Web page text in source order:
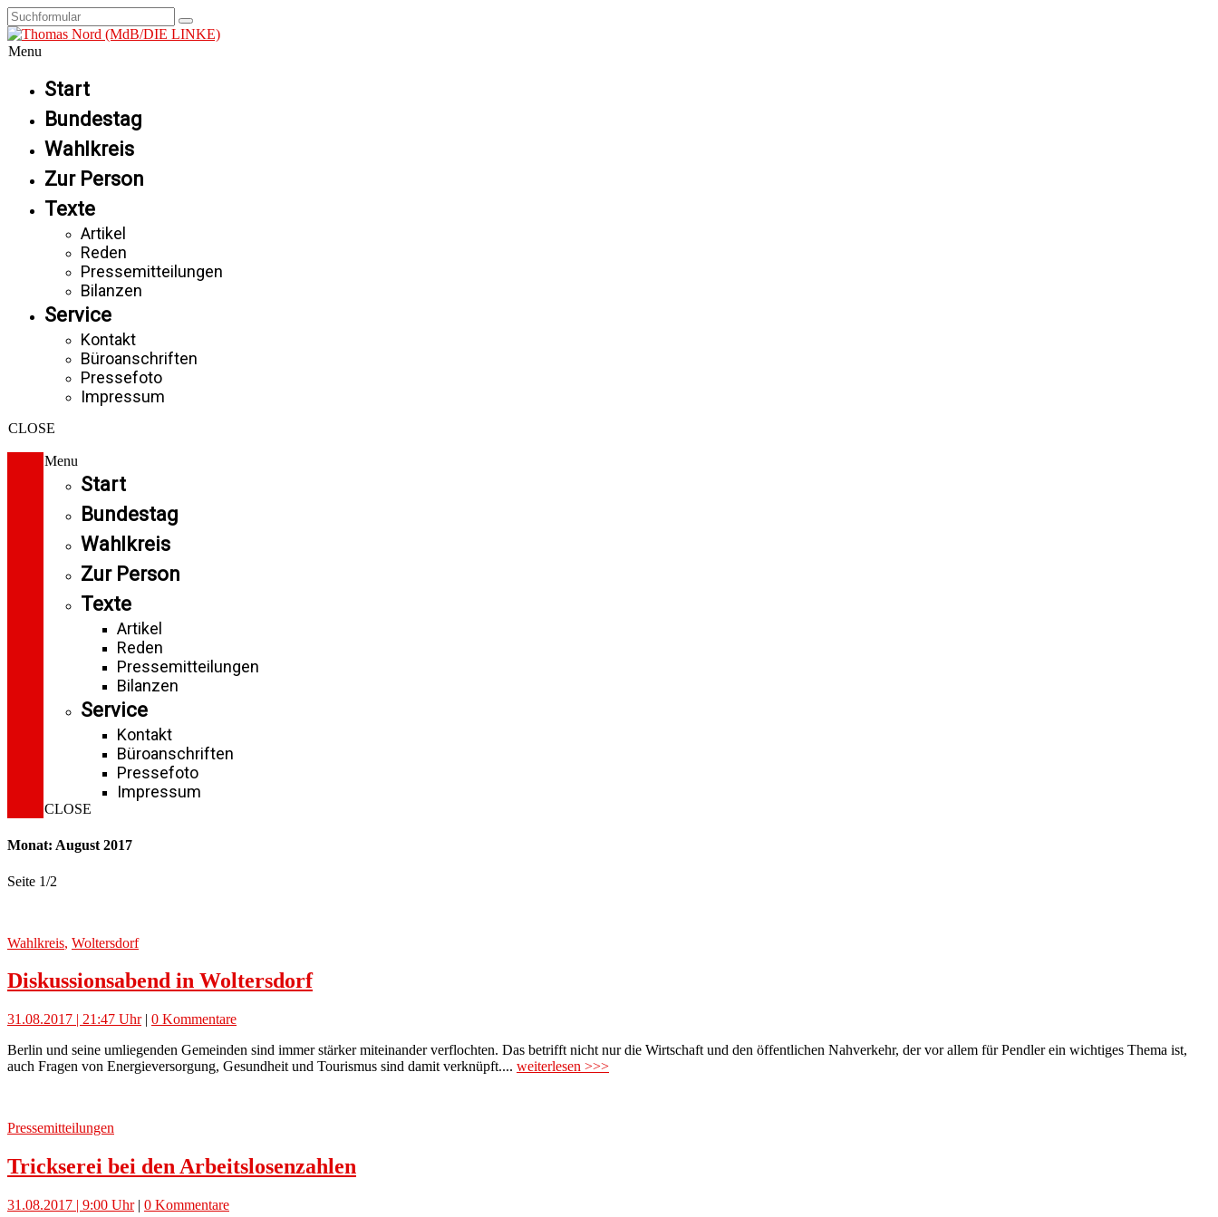
Menu
Start
Bundestag
Wahlkreis
Zur Person
Texte
Artikel
Reden
Pressemitteilungen
Bilanzen
Service
Kontakt
Büroanschriften
Pressefoto
Impressum
CLOSE
Menu
Start
Bundestag
Wahlkreis
Zur Person
Texte
Artikel
Reden
Pressemitteilungen
Bilanzen
Service
Kontakt
Büroanschriften
Pressefoto
Impressum
CLOSE
Monat: August 2017
Seite 1/2
Wahlkreis, Woltersdorf
Diskussionsabend in Woltersdorf
31.08.2017 | 21:47 Uhr| 0 Kommentare
Berlin und seine umliegenden Gemeinden sind immer stärker miteinander verflochten. Das betrifft nicht nur die Wirtschaft und den öffentlichen Nahverkehr, der vor allem für Pendler ein wichtiges Thema ist,
auch Fragen von Energieversorgung, Gesundheit und Tourismus sind damit verknüpft.... weiterlesen >>>
Pressemitteilungen
Trickserei bei den Arbeitslosenzahlen
31.08.2017 | 9:00 Uhr| 0 Kommentare